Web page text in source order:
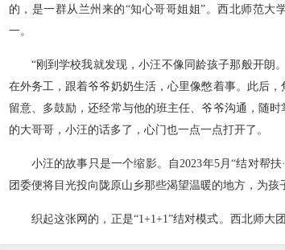
的，是一群从兰州来的“知心哥哥姐姐”。西北师范大
一。
“刚到学校我就发现，小汪不像同龄孩子那般开朗
在外务工，跟着爷爷奶奶生活，心里像憋着事。此后
留意、多鼓励，还经常与他的班主任、爷爷沟通，随
的大哥哥，小汪的话多了，心门也一点一点打开了。
小汪的故事只是一个缩影。自2023年5月“结对帮
团委便将目光投向陇原山乡那些渴望温暖的地方，为孩
织起这张网的，正是“1+1+1”结对模式。西北师大